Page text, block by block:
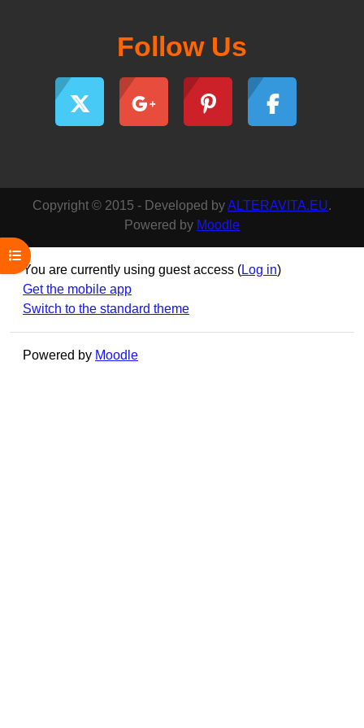
Open course index
Follow Us
Copyright © 2015 - Developed byALTERAVITA.EU.
Powered by Moodle
You are currently using guest access (Log in)
Get the mobile app
Switch to the standard theme
Powered by Moodle